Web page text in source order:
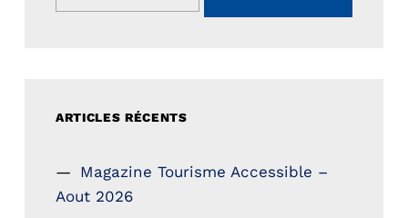
ARTICLES RÉCENTS
Magazine Tourisme Accessible –
Aout 2026